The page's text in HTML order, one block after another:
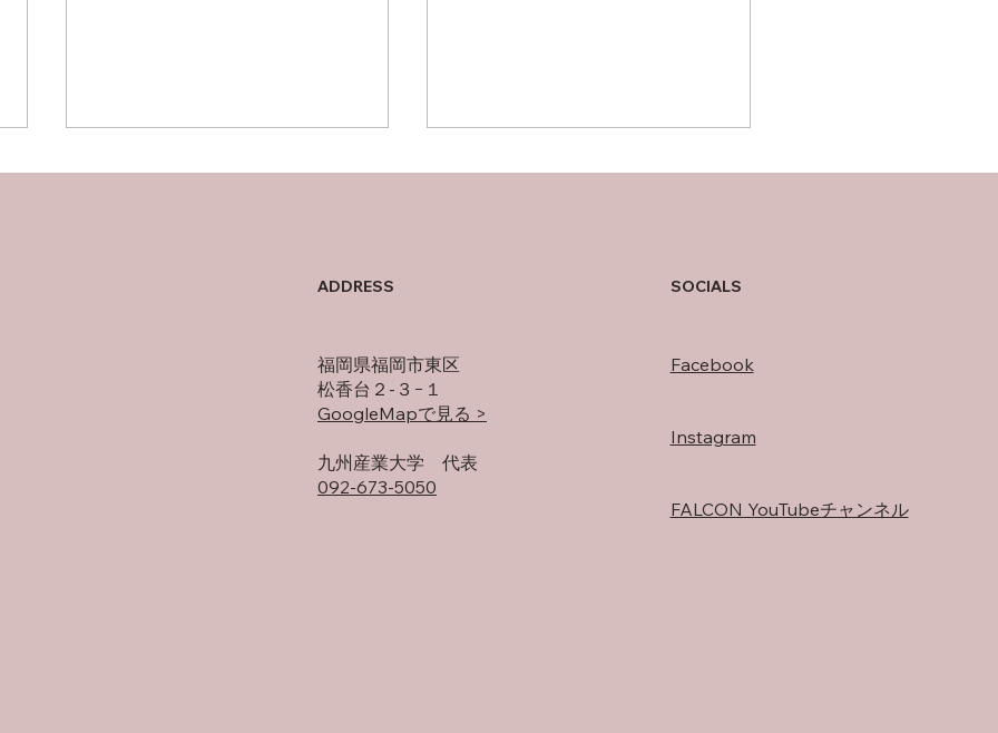
ADDRESS
福岡県福岡市東区
松香台２-３−１
GoogleMapで見る >
​九州産業大学 代表
092-673-5050
SOCIALS
Facebook
Instagram
FALCON YouTubeチャンネル